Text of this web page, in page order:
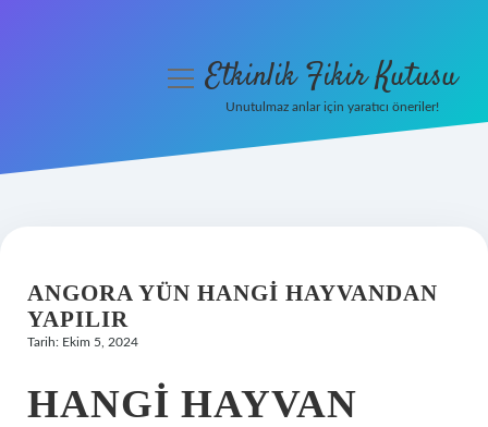
Hakkımızda
menüyüEtkinlik Fikir Kutusu
Unutulmaz anlar için yaratıcı öneriler!
ANGORA YÜN HANGI HAYVANDAN
YAPILIR
Tarih: Ekim 5, 2024
HANGI HAYVAN